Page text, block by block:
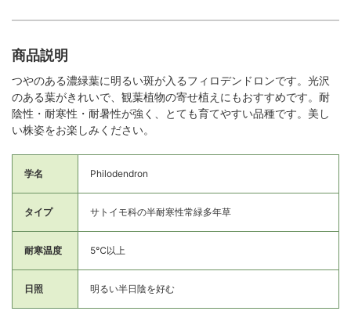
商品説明
つやのある濃緑葉に明るい斑が入るフィロデンドロンです。光沢
のある葉がきれいで、観葉植物の寄せ植えにもおすすめです。耐
陰性・耐寒性・耐暑性が強く、とても育てやすい品種です。美し
い株姿をお楽しみください。
学名 Philodendron
タイプ サトイモ科の半耐寒性常緑多年草
耐寒温度 5℃以上
日照 明るい半日陰を好む